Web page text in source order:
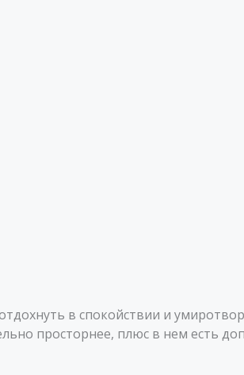
в спокойствии и
просторнее, плюс в нем есть